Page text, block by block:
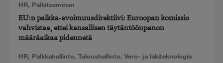
HR, Palkitseminen
EU:n palkka-avoimuusdirektiivi: Euroopan komissio
vahvistaa, ettei kansallisen täytäntöönpanon
määräaikaa pidennetä
HR, Palkkahallinto, Taloushallinto, Vero- ja lakiteknologia